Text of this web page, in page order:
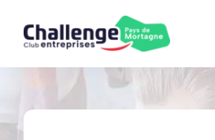
content